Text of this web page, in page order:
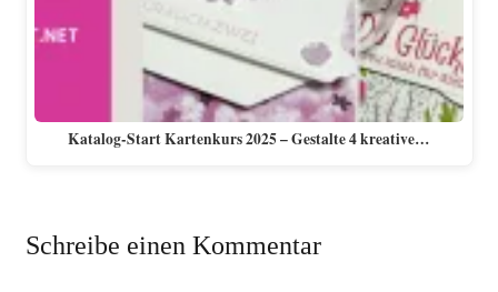
Katalog-Start Kartenkurs 2025 – Gestalte 4 kreative…
Schreibe einen Kommentar